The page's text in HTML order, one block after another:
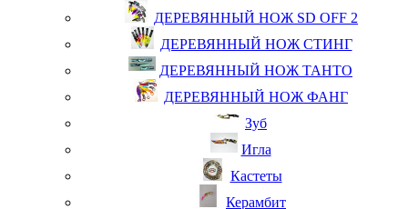
ДЕРЕВЯННЫЙ НОЖ SD OFF 2
ДЕРЕВЯННЫЙ НОЖ СТИНГ
ДЕРЕВЯННЫЙ НОЖ ТАНТО
ДЕРЕВЯННЫЙ НОЖ ФАНГ
Зуб
Игла
Кастеты
Керамбит